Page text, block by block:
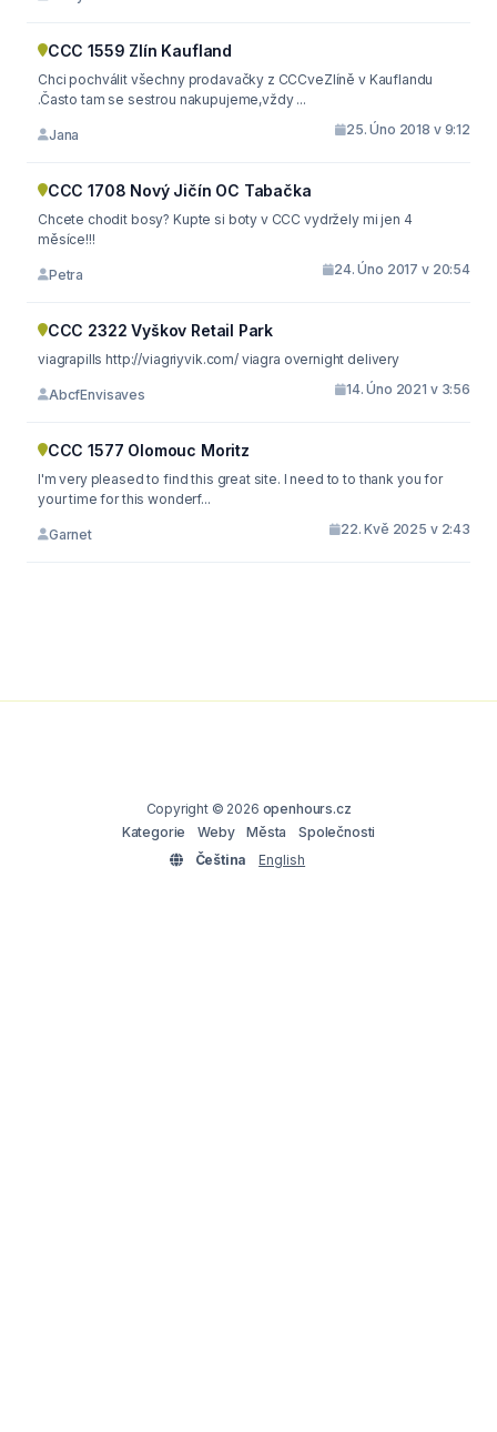
CCC 1559 Zlín Kaufland
Chci pochválit všechny prodavačky z CCCveZlíně v Kauflandu
.Často tam se sestrou nakupujeme,vždy ...
Jana 25. Úno 2018 v 9:12
CCC 1708 Nový Jičín OC Tabačka
Chcete chodit bosy? Kupte si boty v CCC vydržely mi jen 4
měsíce!!!
Petra 24. Úno 2017 v 20:54
CCC 2322 Vyškov Retail Park
viagrapills http://viagriyvik.com/ viagra overnight delivery
AbcfEnvisaves 14. Úno 2021 v 3:56
CCC 1577 Olomouc Moritz
I'm very pleased to find this great site. I need to to thank you for
your time for this wonderf...
Garnet 22. Kvě 2025 v 2:43
Copyright © 2026 openhours.cz
Kategorie
Weby Města
Společnosti
Čeština
English